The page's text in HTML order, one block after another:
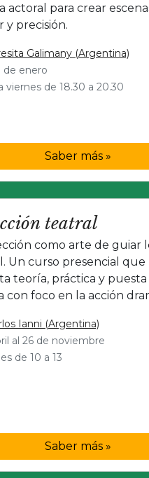
actoral para crear
y precisión.
Galimany (Argentina)
de enero
viernes de 18.30 a 20.30
Saber más »
teatral
como arte de guiar
Un curso presencial que
teoría, práctica y puesta
con foco en la acción
Ianni (Argentina)
al 26 de noviembre
de 10 a 13
Saber más »